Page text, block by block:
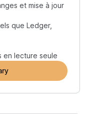
et mise à jour
que Ledger,
en lecture seule